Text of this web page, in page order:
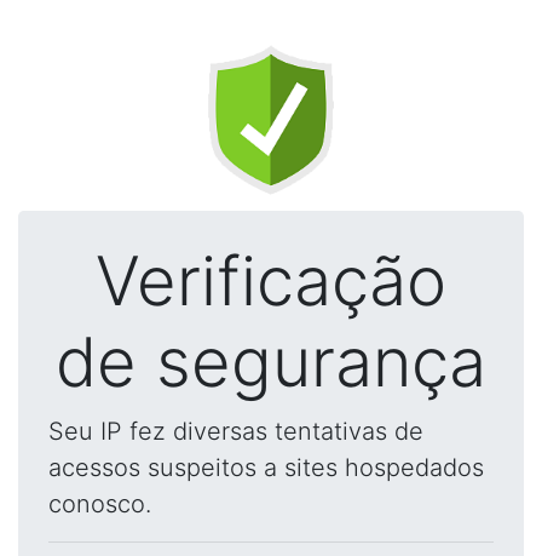
Verificação
de segurança
Seu IP fez diversas tentativas de
acessos suspeitos a sites hospedados
conosco.